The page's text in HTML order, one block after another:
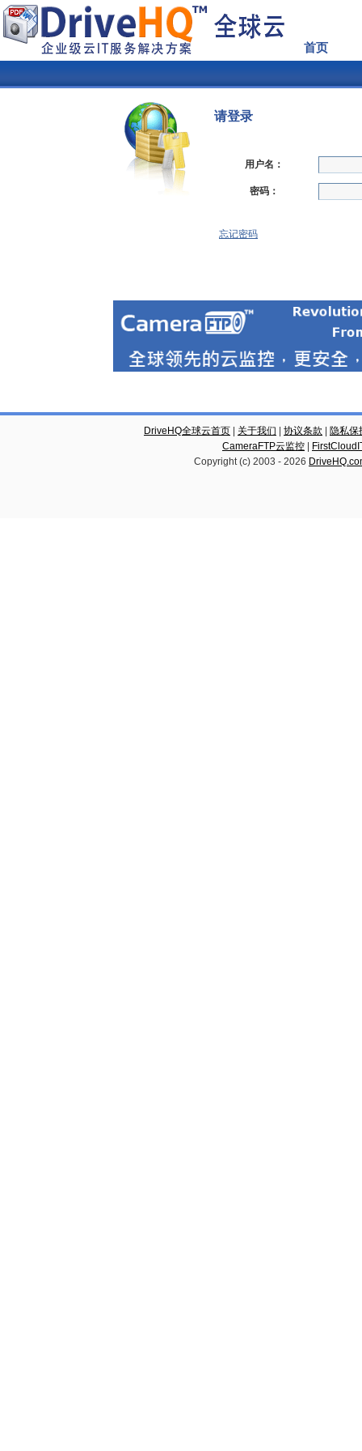
首页
请登录
用户名：
密码：
忘记密码
DriveHQ全球云首页 关于我们 协议条款
隐私保
CameraFTP云监控
Copyright (c) 2003 - 2026